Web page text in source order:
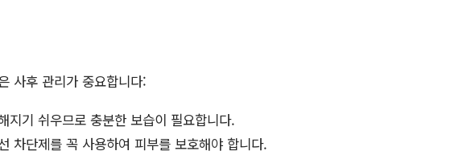
사후 관리가 중요합니다:
지기 쉬우므로 충분한 보습이 필요합니다.
차단제를 꼭 사용하여 피부를 보호해야 합니다.